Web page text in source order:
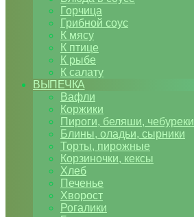
Горчица
Грибной соус
К мясу
К птице
К рыбе
К салату
ВЫПЕЧКА
Вафли
Коржики
Пироги, беляши, чебуреки
Блины, оладьи, сырники
Торты, пирожные
Корзиночки, кексы
Хлеб
Печенье
Хворост
Рогалики